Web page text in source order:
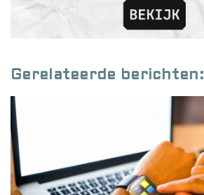
Gerelateerde berichten: